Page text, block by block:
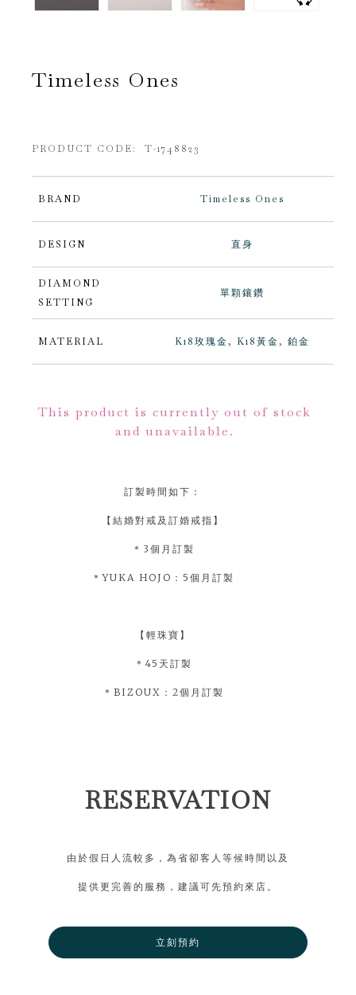
Timeless Ones
PRODUCT CODE: T-1748823
BRAND Timeless Ones
DESIGN 直身
DIAMOND
SETTING
單顆鑲鑽
MATERIAL K18玫瑰金, K18黃金, 鉑金
This product is currently out of stock
and unavailable.
訂製時間如下：
【結婚對戒及訂婚戒指】
＊3個月訂製
＊YUKA HOJO：5個月訂製
【輕珠寶】
＊45天訂製
＊BIZOUX：2個月訂製
RESERVATION
由於假日人流較多，為省卻客人等候時間以及
提供更完善的服務，建議可先預約來店。
立刻預約